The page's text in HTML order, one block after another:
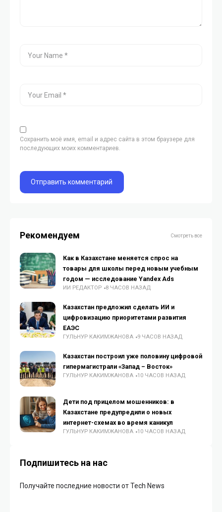
Сохранить моё имя, email и адрес сайта в этом браузере для
последующих моих комментариев.
Рекомендуем Смотреть все
Как в Казахстане меняется спрос на
товары для школы перед новым учебным
годом — исследование Yandex Ads
ИИ РЕДАКТОР 8 ЧАСОВ НАЗАД
Казахстан предложил сделать ИИ и
цифровизацию приоритетами развития
ЕАЭС
ГУЛЬНУР КАКИМЖАНОВА 9 ЧАСОВ НАЗАД
Казахстан построил уже половину цифровой
гипермагистрали «Запад – Восток»
ГУЛЬНУР КАКИМЖАНОВА 10 ЧАСОВ НАЗАД
Дети под прицелом мошенников: в
Казахстане предупредили о новых
интернет-схемах во время каникул
ГУЛЬНУР КАКИМЖАНОВА 10 ЧАСОВ НАЗАД
Подпишитесь на нас
Получайте последние новости от Tech News